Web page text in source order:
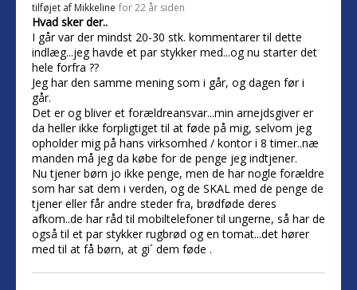
tilføjet af Mikkeline for 22 år siden
Hvad sker der..
I går var der mindst 20-30 stk. kommentarer til dette
indlæg...jeg havde et par stykker med...og nu starter det
hele forfra ??
Jeg har den samme mening som i går, og dagen før i
går.
Det er og bliver et forældreansvar...min arnejdsgiver er
da heller ikke forpligtiget til at føde på mig, selvom jeg
opholder mig på hans virksomhed / kontor i 8 timer..næ
manden må jeg da købe for de penge jeg indtjener.
Nu tjener børn jo ikke penge, men de har nogle forældre
som har sat dem i verden, og de SKAL med de penge de
tjener eller får andre steder fra, brødføde deres
afkom..de har råd til mobiltelefoner til ungerne, så har de
også til et par stykker rugbrød og en tomat...det hører
med til at få børn, at gi´ dem føde .